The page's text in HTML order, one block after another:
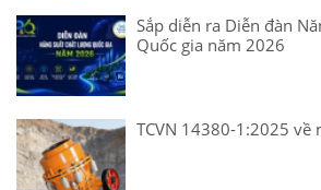
Sắp diễn ra Diễn đàn
Quốc gia năm 2026
TCVN 14380-1:2025 về